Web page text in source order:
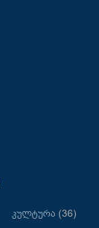
Კულტურა (36)